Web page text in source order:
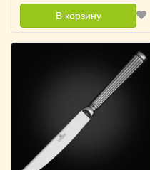
В корзину